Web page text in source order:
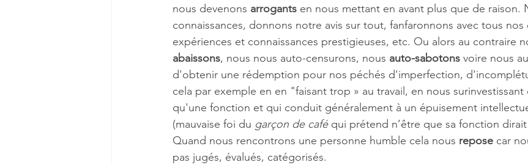
nous devenons arrogants en nous mettant en avant plus que de raison.
connaissances, donnons notre avis sur tout, fanfaronnons avec tous
expériences et connaissances prestigieuses, etc. Ou alors au contraire
abaissons, nous nous auto-censurons, nous auto-sabotons voire nous
d'obtenir une rédemption pour nos péchés d'imperfection,
cela par exemple en en "faisant trop » au travail, en nous
qu'une fonction et qui conduit généralement à un épuisement
(mauvaise foi du garçon de café qui prétend n’être que sa fonction dirait
Quand nous rencontrons une personne humble cela nous repose car
pas jugés, évalués, catégorisés.